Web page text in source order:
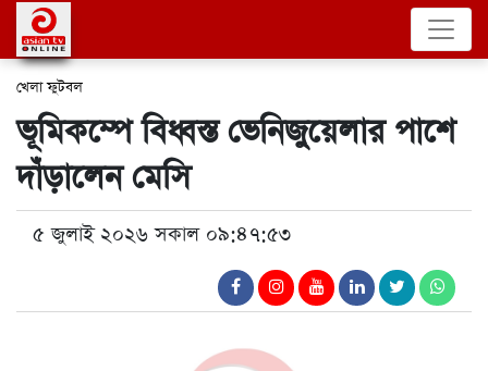
খেলা ফুটবল
ভূমিকম্পে বিধ্বস্ত ভেনিজুয়েলার পাশে
দাঁড়ালেন মেসি
৫ জুলাই ২০২৬ সকাল ০৯:৪৭:৫৩